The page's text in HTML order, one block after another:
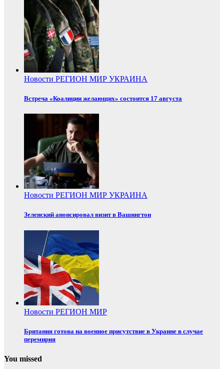
Новости РЕГИОН МИР УКРАИНА
Встреча «Коалиции желающих» состоится 17 августа
Новости РЕГИОН МИР УКРАИНА
Зеленский анонсировал визит в Вашингтон
Новости РЕГИОН МИР
Британия готова на военное присутствие в Украине в случае
перемирия
You missed